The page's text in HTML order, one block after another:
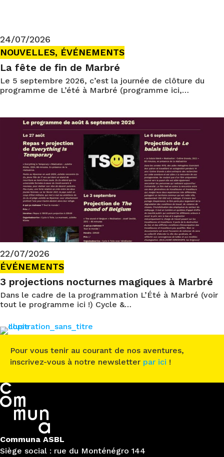
24/07/2026
NOUVELLES, ÉVÉNEMENTS
La fête de fin de Marbré
Le 5 septembre 2026, c’est la journée de clôture du
programme de L’été à Marbré (programme ici,…
22/07/2026
ÉVÉNEMENTS
3 projections nocturnes magiques à Marbré
Dans le cadre de la programmation L’Été à Marbré (voir
tout le programme ici !) Cycle &…
Pour vous tenir au courant de nos aventures,
inscrivez-vous à notre newsletter par ici !
Communa ASBL
Siège social : rue du Monténégro 144